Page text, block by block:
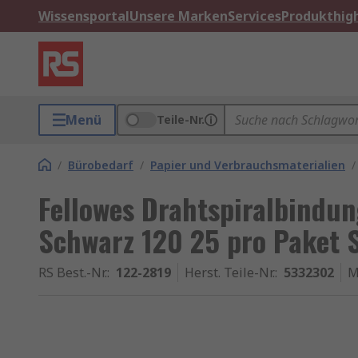
WissensportalUnsere MarkenServices
Menü Teile-Nr.
/ Bürobedarf / Papier und Verbrauchsmaterialien /
Fellowes
Schwarz 120 25 pro Paket
RS Best.-Nr.: 122-2819 Herst. Teile-Nr.: 5332302